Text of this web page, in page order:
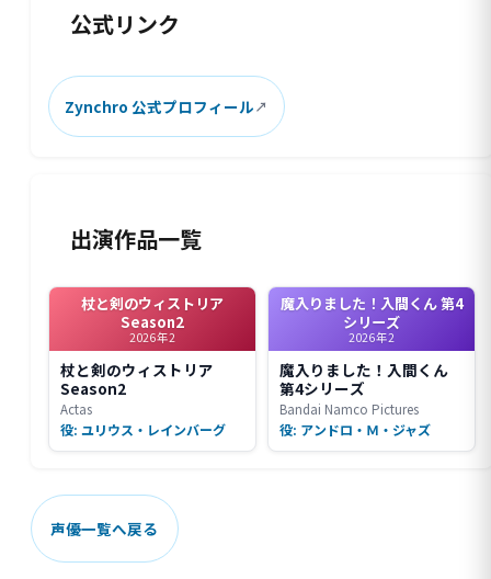
公式リンク
Zynchro 公式プロフィール
出演作品一覧
杖と剣のウィストリア
Season2
2026年2
杖と剣のウィストリア
Season2
Actas
役: ユリウス・レインバーグ
魔入りました！入間くん 第4
シリーズ
2026年2
魔入りました！入間くん
第4シリーズ
Bandai Namco Pictures
役: アンドロ・Ｍ・ジャズ
声優一覧へ戻る